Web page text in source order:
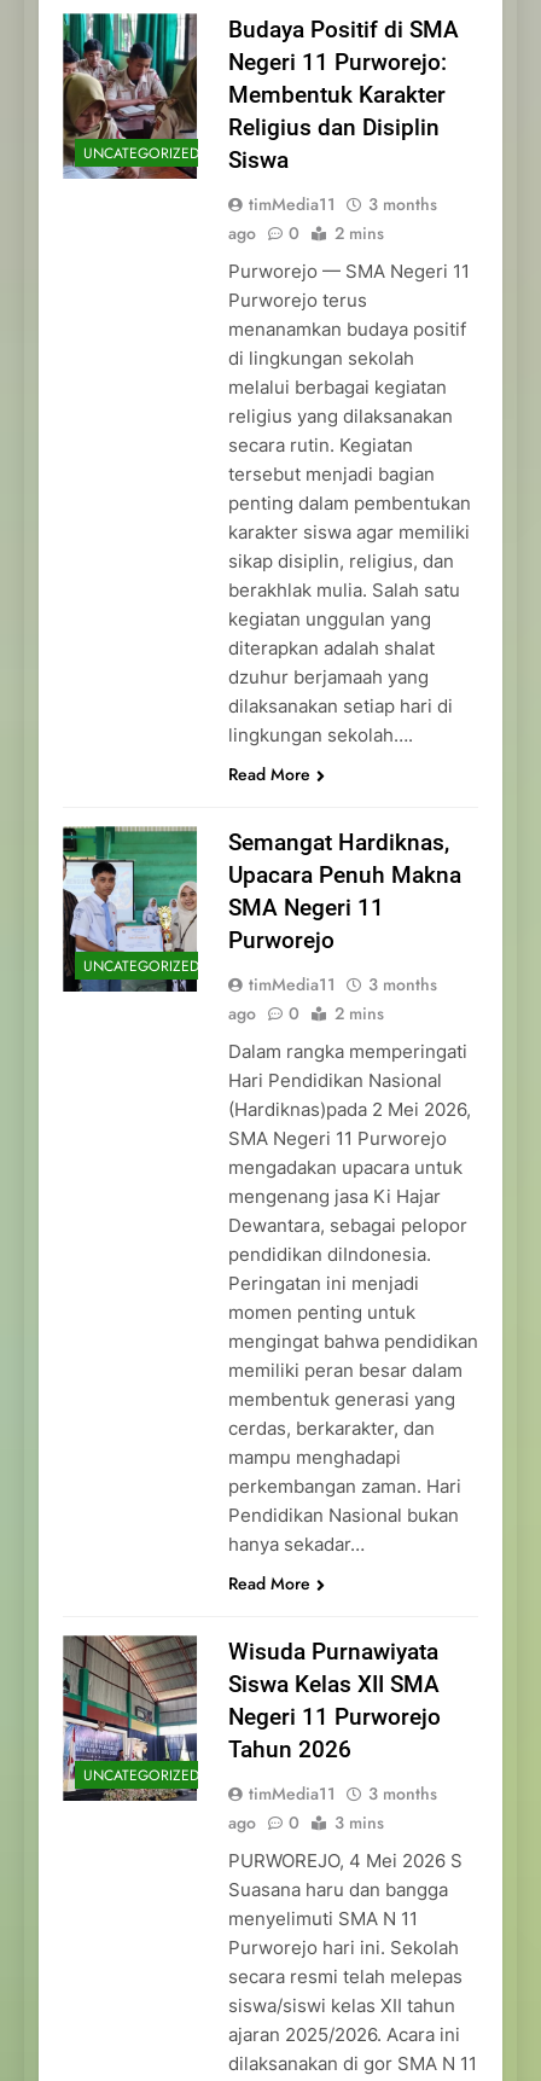
UNCATEGORIZED
Budaya Positif di SMA
Negeri 11 Purworejo:
Membentuk Karakter
Religius dan Disiplin
Siswa
timMedia11
3 months
ago
0 2 mins
Purworejo — SMA Negeri 11
Purworejo terus
menanamkan budaya positif
di lingkungan sekolah
melalui berbagai kegiatan
religius yang dilaksanakan
secara rutin. Kegiatan
tersebut menjadi bagian
penting dalam pembentukan
karakter siswa agar memiliki
sikap disiplin, religius, dan
berakhlak mulia. Salah satu
kegiatan unggulan yang
diterapkan adalah shalat
dzuhur berjamaah yang
dilaksanakan setiap hari di
lingkungan sekolah….
Read More
UNCATEGORIZED
Semangat Hardiknas,
Upacara Penuh Makna
SMA Negeri 11
Purworejo
timMedia11
3 months
ago
0 2 mins
Dalam rangka memperingati
Hari Pendidikan Nasional
(Hardiknas)pada 2 Mei 2026,
SMA Negeri 11 Purworejo
mengadakan upacara untuk
mengenang jasa Ki Hajar
Dewantara, sebagai pelopor
pendidikan diIndonesia.
Peringatan ini menjadi
momen penting untuk
mengingat bahwa pendidikan
memiliki peran besar dalam
membentuk generasi yang
cerdas, berkarakter, dan
mampu menghadapi
perkembangan zaman. Hari
Pendidikan Nasional bukan
hanya sekadar…
Read More
UNCATEGORIZED
Wisuda Purnawiyata
Siswa Kelas XII SMA
Negeri 11 Purworejo
Tahun 2026
timMedia11
3 months
ago
0 3 mins
PURWOREJO, 4 Mei 2026 S
Suasana haru dan bangga
menyelimuti SMA N 11
Purworejo hari ini. Sekolah
secara resmi telah melepas
siswa/siswi kelas XII tahun
ajaran 2025/2026. Acara ini
dilaksanakan di gor SMA N 11